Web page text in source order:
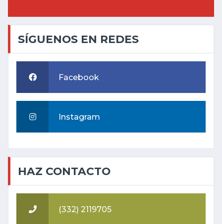
SÍGUENOS EN REDES
Facebook
Instagram
HAZ CONTACTO
(332) 2119705